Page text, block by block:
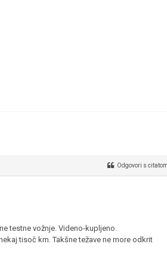
Odgovori s citatom
testne vožnje. Videno-kupljeno.
tisoč km. Takšne težave ne more odkrit